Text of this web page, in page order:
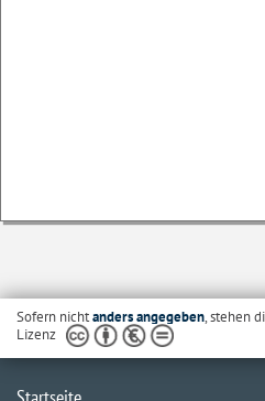
Sofern nichtanders angegeben, stehen
Lizenz